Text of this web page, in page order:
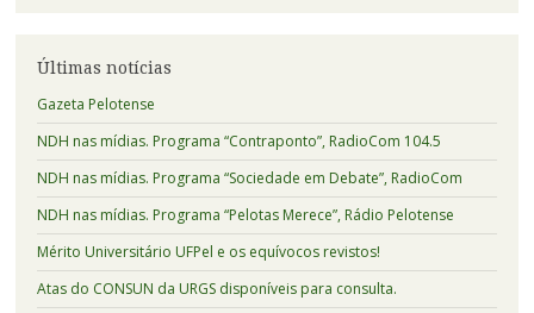
Últimas notícias
Gazeta Pelotense
NDH nas mídias. Programa “Contraponto”, RadioCom 104.5
NDH nas mídias. Programa “Sociedade em Debate”, RadioCom
NDH nas mídias. Programa “Pelotas Merece”, Rádio Pelotense
Mérito Universitário UFPel e os equívocos revistos!
Atas do CONSUN da URGS disponíveis para consulta.